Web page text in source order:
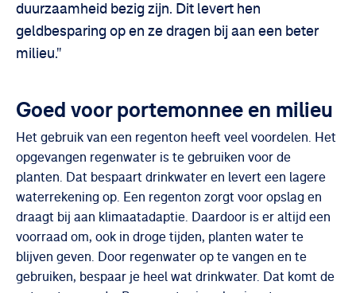
duurzaamheid bezig zijn. Dit levert hen
geldbesparing op en ze dragen bij aan een beter
milieu."
Goed voor portemonnee en milieu
Het gebruik van een regenton heeft veel voordelen. Het
opgevangen regenwater is te gebruiken voor de
planten. Dat bespaart drinkwater en levert een lagere
waterrekening op. Een regenton zorgt voor opslag en
draagt bij aan klimaatadaptie. Daardoor is er altijd een
voorraad om, ook in droge tijden, planten water te
blijven geven. Door regenwater op te vangen en te
gebruiken, bespaar je heel wat drinkwater. Dat komt de